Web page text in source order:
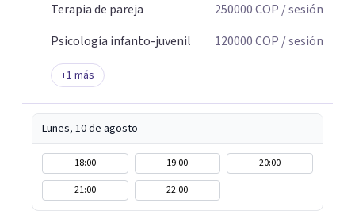
Terapia de pareja
250000COP / sesión
Psicología infanto-juvenil
120000COP / sesión
+1 más
Lunes, 10 de agosto
18:00 19:00
20:00
21:00
22:00